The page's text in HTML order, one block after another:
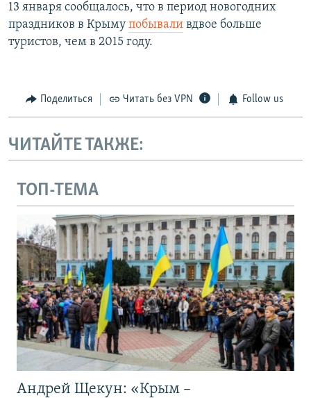
13 января сообщалось, что в период новогодних
праздников в Крыму побывали вдвое больше
туристов, чем в 2015 году.
Поделиться Читать без VPN Follow us
ЧИТАЙТЕ ТАКЖЕ:
ТОП-ТЕМА
Андрей Щекун: «Крым –